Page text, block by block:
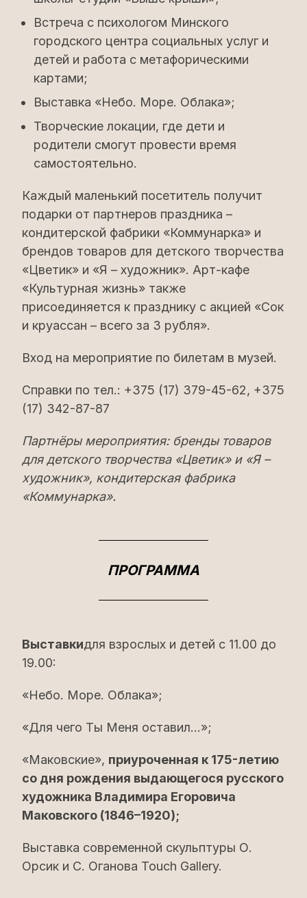
Встреча с психологом Минского
городского центра социальных услуг и
детей и работа с метафорическими
картами;
Выставка «Небо. Море. Облака»;
Творческие локации, где дети и
родители смогут провести время
самостоятельно.
Каждый маленький посетитель получит
подарки от партнеров праздника –
кондитерской фабрики «Коммунарка» и
брендов товаров для детского творчества
«Цветик» и «Я – художник». Арт-кафе
«Культурная жизнь» также
присоединяется к празднику с акцией «Сок
и круассан – всего за 3 рубля».
Вход на мероприятие по билетам в музей.
Справки по тел.: +375 (17) 379-45-62, +375
(17) 342-87-87
Партнёры мероприятия: бренды товаров
для детского творчества «Цветик» и «Я –
художник», кондитерская фабрика
«Коммунарка».
ПРОГРАММА
Выставкидля взрослых и детей с 11.00 до
19.00:
«Небо. Море. Облака»;
«Для чего Ты Меня оставил…»;
«Маковские», приуроченная к 175-летию
со дня рождения выдающегося русского
художника Владимира Егоровича
Маковского (1846–1920);
Выставка современной скульптуры О.
Орсик и С. Оганова Touch Gallery.